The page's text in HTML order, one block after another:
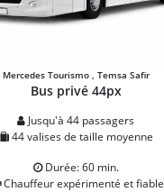
Mercedes Tourismo , Temsa Safir
Bus privé 44px
Jusqu'à 44 passagers
44 valises de taille moyenne
Durée: 60 min.
Chauffeur expérimenté et fiable